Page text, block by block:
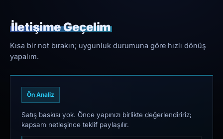
İletişime Geçelim
Kısa bir not bırakın; uygunluk durumuna göre hızlı dönüş
yapalım.
Ön Analiz
Satış baskısı yok. Önce yapınızı birlikte değerlendiririz;
kapsam netleşince teklif paylaşılır.